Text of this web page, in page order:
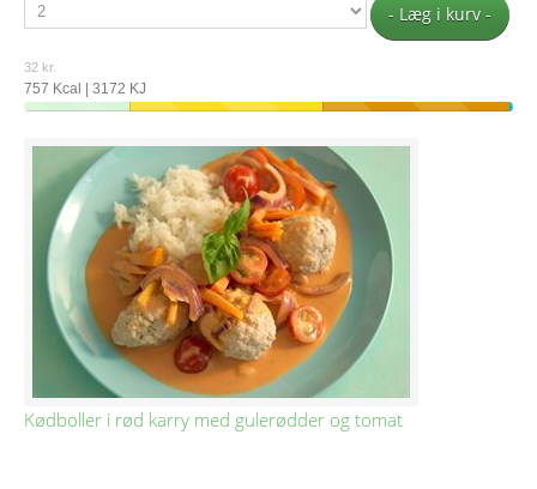
- Læg i kurv -
32 kr.
757 Kcal | 3172 KJ
Kødboller i rød karry med gulerødder og tomat